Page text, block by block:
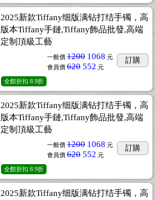
2025新款Tiffany细版满钻打结手镯，高
版本Tiffany手鏈,Tiffany飾品批發,高端
定制頂級工藝
一般價 1200 1068 元
會員價 620 552 元
訂購
全館折扣 8.9折
2025新款Tiffany细版满钻打结手镯，高
版本Tiffany手鏈,Tiffany飾品批發,高端
定制頂級工藝
一般價 1200 1068 元
會員價 620 552 元
訂購
全館折扣 8.9折
2025新款Tiffany细版满钻打结手镯，高